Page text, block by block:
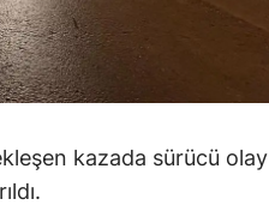
kazada sürücü olay